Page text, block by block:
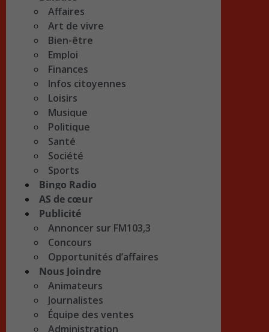
Affaires
Art de vivre
Bien-être
Emploi
Finances
Infos citoyennes
Loisirs
Musique
Politique
Santé
Société
Sports
Bingo Radio
AS de cœur
Publicité
Annoncer sur FM103,3
Concours
Opportunités d’affaires
Nous Joindre
Animateurs
Journalistes
Équipe des ventes
Administration